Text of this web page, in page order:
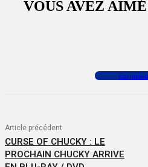
VOUS AVEZ
Article précédent
CURSE OF CHUCKY : LE
PROCHAIN CHUCKY ARRIVE